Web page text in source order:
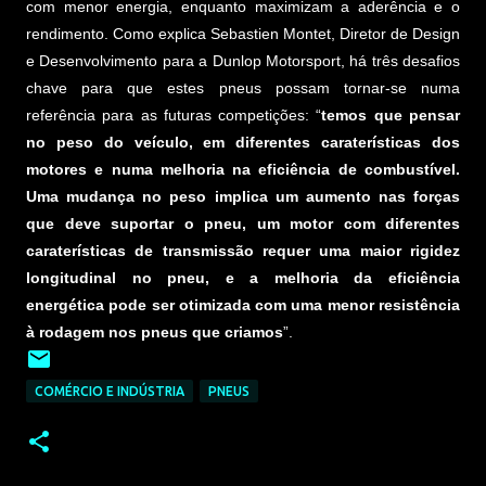
com menor energia, enquanto maximizam a aderência e o
rendimento. Como explica Sebastien Montet, Diretor de Design
e Desenvolvimento para a Dunlop Motorsport, há três desafios
chave para que estes pneus possam tornar-se numa
referência para as futuras competições: “temos que pensar
no peso do veículo, em diferentes caraterísticas dos
motores e numa melhoria na eficiência de combustível.
Uma mudança no peso implica um aumento nas forças
que deve suportar o pneu, um motor com diferentes
caraterísticas de transmissão requer uma maior rigidez
longitudinal no pneu, e a melhoria da eficiência
energética pode ser otimizada com uma menor resistência
à rodagem nos pneus que criamos”.
COMÉRCIO E INDÚSTRIA PNEUS